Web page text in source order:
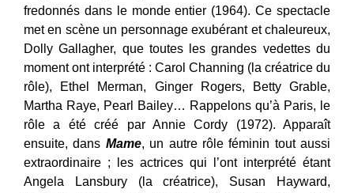
fredonnés dans le monde entier (1964). Ce spectacle
met en scène un personnage exubérant et chaleureux,
Dolly Gallagher, que toutes les grandes vedettes du
moment ont interprété : Carol Channing (la créatrice du
rôle), Ethel Merman, Ginger Rogers, Betty Grable,
Martha Raye, Pearl Bailey… Rappelons qu’à Paris, le
rôle a été créé par Annie Cordy (1972). Apparaît
ensuite, dans Mame, un autre rôle féminin tout aussi
extraordinaire ; les actrices qui l’ont interprété étant
Angela Lansbury (la créatrice), Susan Hayward,